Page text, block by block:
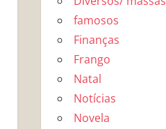
famosos
Finanças
Frango
Natal
Notícias
Novela